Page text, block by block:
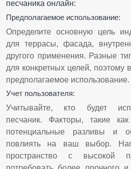
песчаника онлайн:
Предполагаемое использование:
Определите основную цель
для террасы, фасада,
другого применения. Разные
для конкретных целей, поэтому
предполагаемое использование.
Учет пользователя:
Учитывайте, кто будет
песчаник. Факторы, такие
потенциальные разливы и
повлиять на ваш выбор.
пространство с высокой